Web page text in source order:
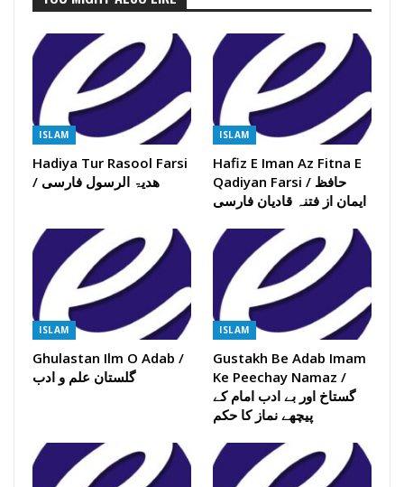
ISLAM
Hadiya Tur Rasool Farsi
/ ھدیۃ الرسول فارسی
ISLAM
Hafiz E Iman Az Fitna E
Qadiyan Farsi / حافظ
ایمان از فتنہ قادیان فارسی
ISLAM
Ghulastan Ilm O Adab /
گلستان علم و ادب
ISLAM
Gustakh Be Adab Imam
Ke Peechay Namaz /
گستاخ اور بے ادب امام کے
پیچھے نماز کا حکم